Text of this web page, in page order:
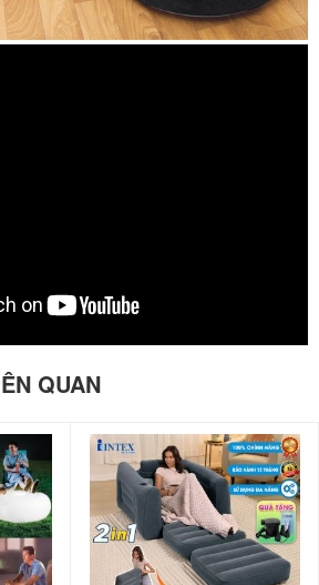
#intexvietnam #intexvn
QUAN